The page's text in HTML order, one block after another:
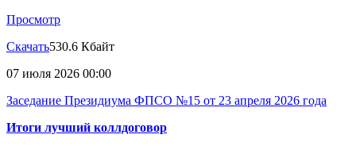
Просмотр
Скачать530.6 Кбайт
07 июля 2026 00:00
Заседание Президиума ФПСО №15 от 23 апреля 2026 года
Итоги лучший коллдоговор